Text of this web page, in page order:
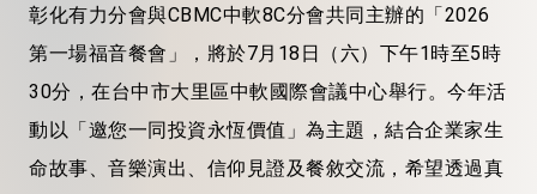
彰化有力分會與CBMC中軟8C分會共同主辦的「2026
第一場福音餐會」，將於7月18日（六）下午1時至5時
30分，在台中市大里區中軟國際會議中心舉行。今年活
動以「邀您一同投資永恆價值」為主題，結合企業家生
命故事、音樂演出、信仰見證及餐敘交流，希望透過真